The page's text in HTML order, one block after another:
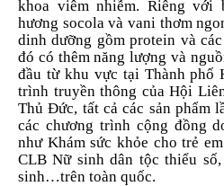
khoa viêm nhiễm. Riêng với
hương socola và vani thơm
dinh dưỡng gồm protein và
đó có thêm năng lượng và
đầu từ khu vực tại Thành phố
trình truyền thông của Hội
Thủ Đức, tất cả các sản phẩm
các chương trình cộng đồng
như Khám sức khỏe cho trẻ
CLB Nữ sinh dân tộc thiểu
sinh…trên toàn quốc.